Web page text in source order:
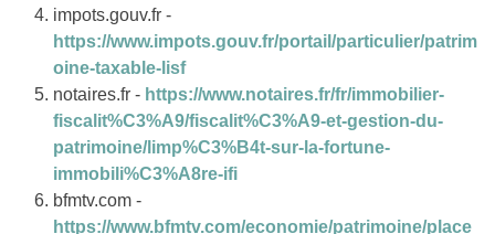
impots.gouv.fr -
https://www.impots.gouv.fr/portail/particulier/patrim
oine-taxable-lisf
notaires.fr - https://www.notaires.fr/fr/immobilier-
fiscalit%C3%A9/fiscalit%C3%A9-et-gestion-du-
patrimoine/limp%C3%B4t-sur-la-fortune-
immobili%C3%A8re-ifi
bfmtv.com -
https://www.bfmtv.com/economie/patrimoine/place